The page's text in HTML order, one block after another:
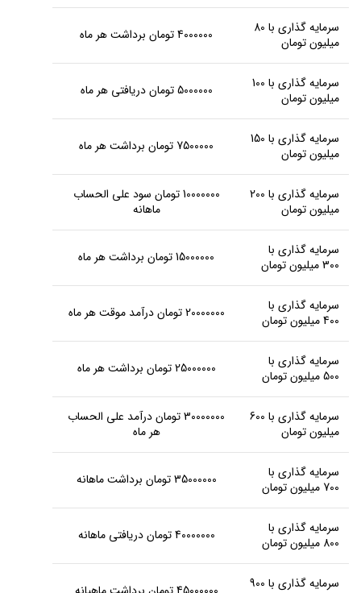
سرمایه گذاری با 80
میلیون تومان
4000000 تومان برداشت هر ماه
سرمایه گذاری با 100
میلیون تومان
5000000 تومان دریافتی هر ماه
سرمایه گذاری با 150
میلیون تومان
7500000 تومان برداشت هر ماه
سرمایه گذاری با 200
میلیون تومان
10000000 تومان سود علی الحساب
ماهانه
سرمایه گذاری با
300 میلیون تومان
15000000 تومان برداشت هر ماه
سرمایه گذاری با
400 میلیون تومان
20000000 تومان درآمد موقت هر ماه
سرمایه گذاری با
500 میلیون تومان
25000000 تومان برداشت هر ماه
سرمایه گذاری با 600
میلیون تومان
30000000 تومان درآمد علی الحساب
هر ماه
سرمایه گذاری با
700 میلیون تومان
35000000 تومان برداشت ماهانه
سرمایه گذاری با
800 میلیون تومان
40000000 تومان دریافتی ماهانه
سرمایه گذاری با 900